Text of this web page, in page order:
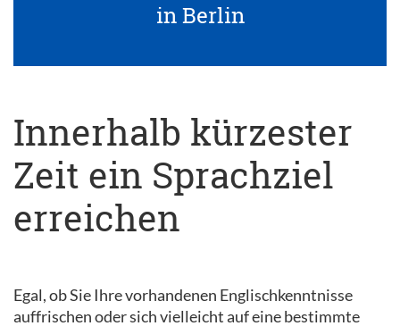
in Berlin
Innerhalb kürzester
Zeit ein Sprachziel
erreichen
Egal, ob Sie Ihre vorhandenen Englischkenntnisse
auffrischen oder sich vielleicht auf eine bestimmte